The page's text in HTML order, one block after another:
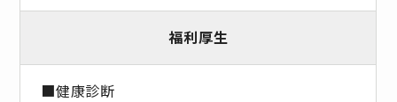
福利厚生
■健康診断